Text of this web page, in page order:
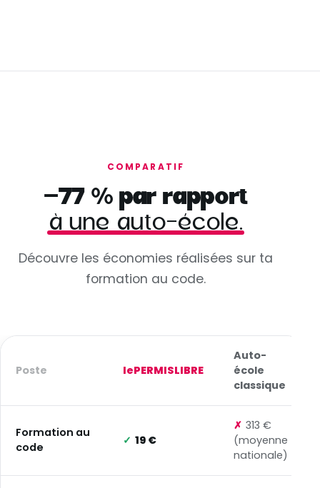
COMPARATIF
−77 % par rapport
à une auto-école.
Découvre les économies réalisées sur ta
formation au code.
Poste lePERMISLIBRE
Auto-
école
classique
Formation au
code
✓ 19 €
✗ 313 €
(moyenne
nationale)